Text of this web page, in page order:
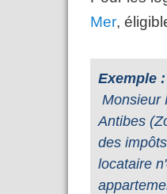
Mer,
Exemple :
Monsieur
Antibes
des
locataire